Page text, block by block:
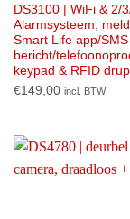
DS3100 | WiFi & 2/
Alarmsysteem,
Smart Life app/
bericht/
keypad & RFID
€149,00 incl. BTW